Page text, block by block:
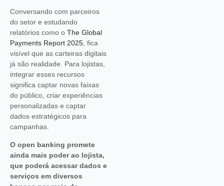
Conversando com parceiros
do setor e estudando
relatórios como o The Global
Payments Report 2025, fica
visível que as carteiras digitais
já são realidade. Para lojistas,
integrar esses recursos
significa captar novas faixas
do público, criar experiências
personalizadas e captar
dados estratégicos para
campanhas.
O open banking promete
ainda mais poder ao lojista,
que poderá acessar dados e
serviços em diversos